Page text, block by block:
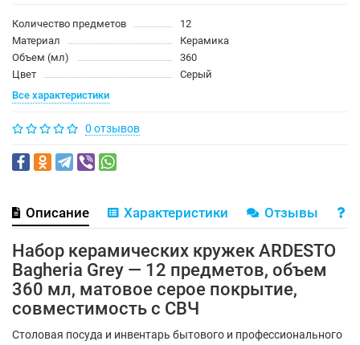
Количество предметов
12
Материал
Керамика
Объем (мл)
360
Цвет
Серый
Все характеристики
0 отзывов
Описание Характеристики Отзывы
Набор керамических кружек ARDESTO
Bagheria Grey — 12 предметов, объем
360 мл, матовое серое покрытие,
совместимость с СВЧ
Столовая посуда и инвентарь бытового и профессионального